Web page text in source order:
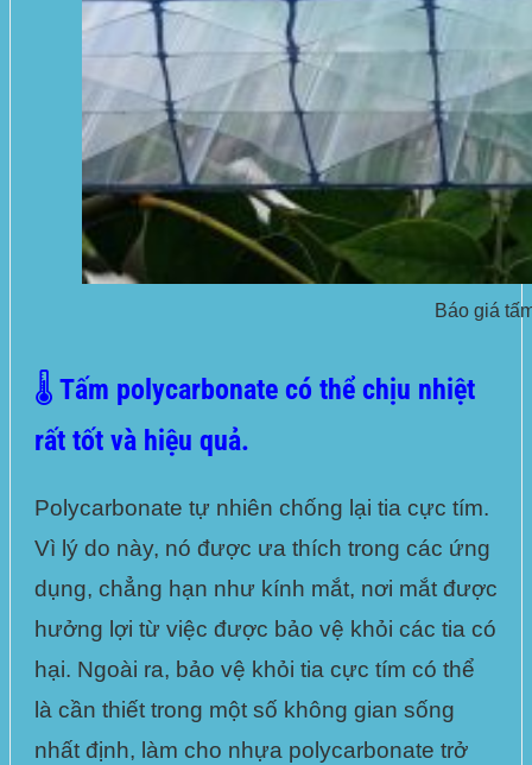
Báo giá
🌡️ Tấm polycarbonate có thể chịu nhiệt
rất tốt và hiệu quả.
Polycarbonate tự nhiên chống lại tia cực tím.
Vì lý do này, nó được ưa thích trong các ứng
dụng, chẳng hạn như kính mắt, nơi mắt được
hưởng lợi từ việc được bảo vệ khỏi các tia có
hại. Ngoài ra, bảo vệ khỏi tia cực tím có thể
là cần thiết trong một số không gian sống
nhất định, làm cho nhựa polycarbonate trở